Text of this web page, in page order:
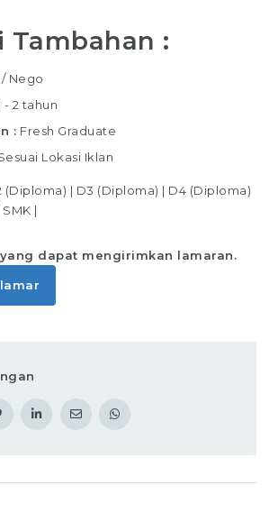
Tambahan :
Nego
- 2 tahun
Fresh Graduate
Lokasi Iklan
(Diploma) | D3 (Diploma) | D4 (Diploma)
SMK |
dapat mengirimkan lamaran.